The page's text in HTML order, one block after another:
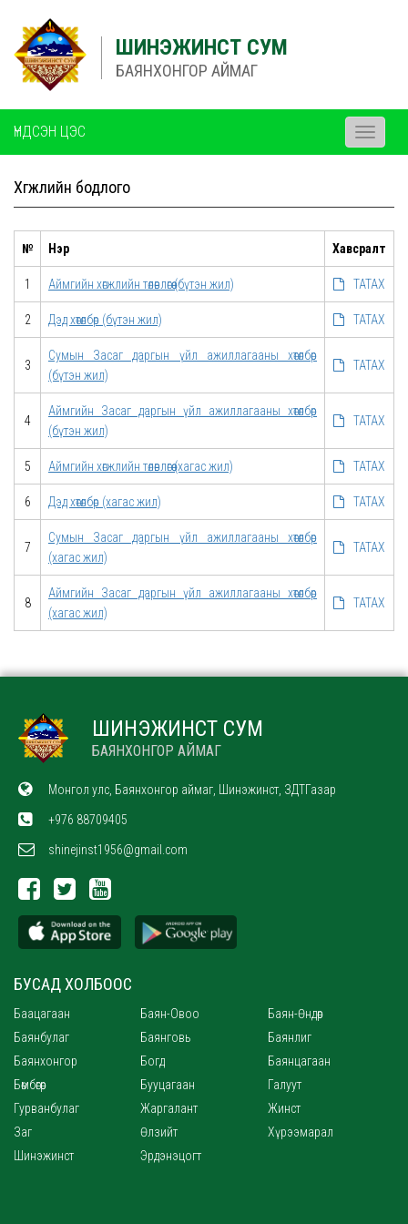
ШИНЭЖИНСТ СУМ
БАЯНХОНГОР АЙМАГ
ҮНДСЭН ЦЭС
Toggle
Хөгжлийн бодлого
№ Нэр Хавсралт
1 Аймгийн хөгжлийн төлөвлөгөө (бүтэн жил) ТАТАХ
2 Дэд хөтөлбөр (бүтэн жил) ТАТАХ
3
Сумын Засаг даргын үйл ажиллагааны хөтөлбөр
(бүтэн жил)
ТАТАХ
4
Аймгийн Засаг даргын үйл ажиллагааны хөтөлбөр
(бүтэн жил)
ТАТАХ
5 Аймгийн хөгжлийн төлөвлөгөө (хагас жил) ТАТАХ
6 Дэд хөтөлбөр (хагас жил) ТАТАХ
7
Сумын Засаг даргын үйл ажиллагааны хөтөлбөр
(хагас жил)
ТАТАХ
8
Аймгийн Засаг даргын үйл ажиллагааны хөтөлбөр
(хагас жил)
ТАТАХ
ШИНЭЖИНСТ СУМ
БАЯНХОНГОР АЙМАГ
Монгол улс, Баянхонгор аймаг, Шинэжинст, ЗДТГазар
+976 88709405
shinejinst1956@gmail.com
БУСАД ХОЛБООС
Баацагаан Баян-Овоо
Баян-Өндөр
Баянбулаг
Баянговь
Баянлиг
Баянхонгор
Богд
Баянцагаан
Бөмбөгөр
Бууцагаан
Галуут
Гурванбулаг
Жаргалант
Жинст
Заг
Өлзийт
Хүрээмарал
Шинэжинст
Эрдэнэцогт